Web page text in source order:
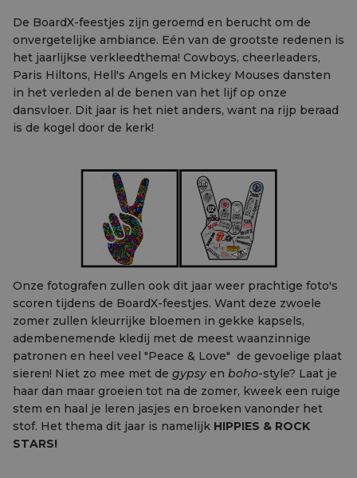
De BoardX-feestjes zijn geroemd en berucht om de
onvergetelijke ambiance. Eén van de grootste redenen is
het jaarlijkse verkleedthema! Cowboys, cheerleaders,
Paris Hiltons, Hell's Angels en Mickey Mouses dansten
in het verleden al de benen van het lijf op onze
dansvloer. Dit jaar is het niet anders, want na rijp beraad
is de kogel door de kerk!
Onze fotografen zullen ook dit jaar weer prachtige foto's
scoren tijdens de BoardX-feestjes. Want deze zwoele
zomer zullen kleurrijke bloemen in gekke kapsels,
adembenemende kledij met de meest waanzinnige
patronen en heel veel "Peace & Love" de gevoelige plaat
sieren! Niet zo mee met de gypsyen boho-style? Laat je
haar dan maar groeien tot na de zomer, kweek een ruige
stem en haal je leren jasjes en broeken vanonder het
stof. Het thema dit jaar is namelijk HIPPIES & ROCK
STARS!